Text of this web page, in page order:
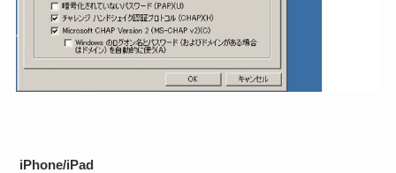
iPhone/iPad